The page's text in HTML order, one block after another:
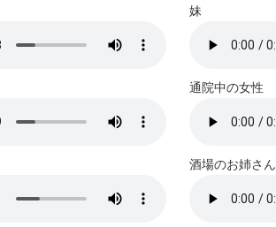
妹
通院中の女性
酒場のお姉さん